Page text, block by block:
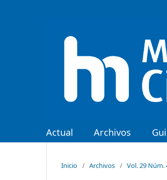
Actual Archivos
Inicio / Archivos / Vol. 29 Núm.